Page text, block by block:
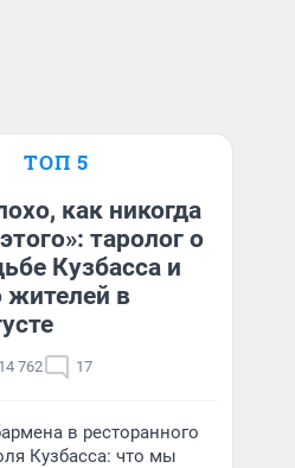
ТОП 5
как никогда
таролог о
Кузбасса и
жителей в
14 762 17
в ресторанного
Кузбасса: что мы